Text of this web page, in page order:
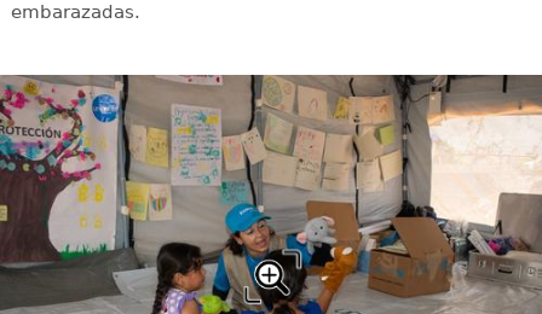
embarazadas.